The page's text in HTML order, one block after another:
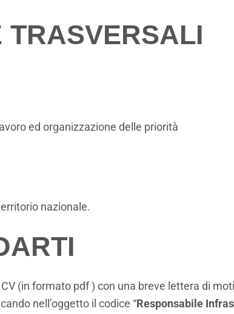
TRASVERSALI
ed organizzazione delle priorità
nazionale.
(in formato pdf ) con una breve lettera di
nell’oggetto il codice “Responsabile